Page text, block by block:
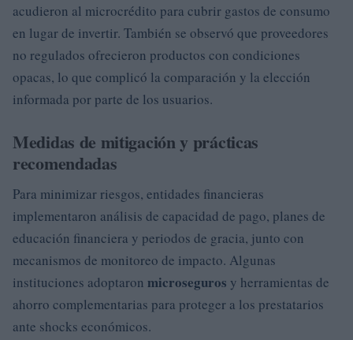
acudieron al microcrédito para cubrir gastos de consumo
en lugar de invertir. También se observó que proveedores
no regulados ofrecieron productos con condiciones
opacas, lo que complicó la comparación y la elección
informada por parte de los usuarios.
Medidas de mitigación y prácticas
recomendadas
Para minimizar riesgos, entidades financieras
implementaron análisis de capacidad de pago, planes de
educación financiera y periodos de gracia, junto con
mecanismos de monitoreo de impacto. Algunas
instituciones adoptaron microseguros y herramientas de
ahorro complementarias para proteger a los prestatarios
ante shocks económicos.